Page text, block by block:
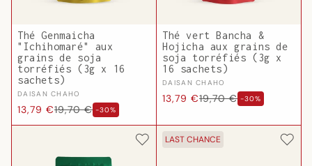
Thé Genmaicha
"Ichihomaré" aux
grains de soja
torréfiés (3g x 16
sachets)
Fournisseur :
DAISAN CHAHO
-30%
Prix
habituel
19,70 €
Prix
promotionnel
13,79 €
Thé vert Bancha &
Hojicha aux grains de
soja torréfiés (3g x
16 sachets)
Fournisseur :
DAISAN CHAHO
-30%
Prix
19,70 €
Prix
13,79 €
LAST CHANCE